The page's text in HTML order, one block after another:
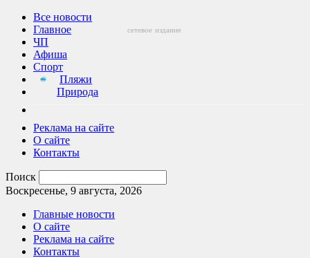
Все новости
Главное
ЧП
Афиша
Спорт
Пляжи
Природа
Реклама на сайте
О сайте
Контакты
Поиск
Воскресенье, 9 августа, 2026
Главные новости
О сайте
Реклама на сайте
Контакты
сетевое издание